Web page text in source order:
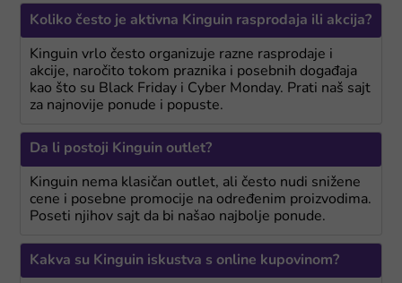
Koliko često je aktivna Kinguin rasprodaja ili akcija?
Kinguin vrlo često organizuje razne rasprodaje i
akcije, naročito tokom praznika i posebnih događaja
kao što su Black Friday i Cyber Monday. Prati naš sajt
za najnovije ponude i popuste.
Da li postoji Kinguin outlet?
Kinguin nema klasičan outlet, ali često nudi snižene
cene i posebne promocije na određenim proizvodima.
Poseti njihov sajt da bi našao najbolje ponude.
Kakva su Kinguin iskustva s online kupovinom?